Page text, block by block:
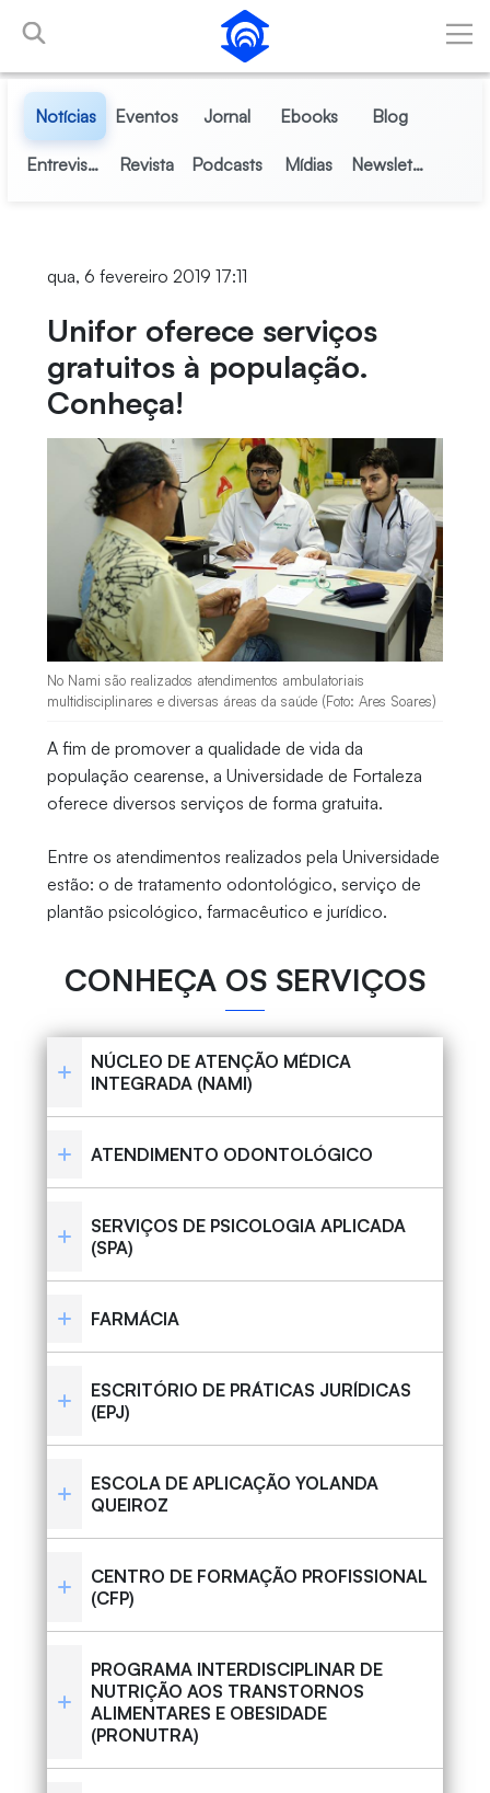
Pular para o Conteúdo principal
Notícias Eventos Jornal Ebooks Blog
Entrevistas Revista Podcasts Mídias Newsletter
qua, 6 fevereiro 2019 17:11
Unifor oferece serviços
gratuitos à população.
Conheça!
No Nami são realizados atendimentos ambulatoriais
multidisciplinares e diversas áreas da saúde (Foto: Ares Soares)
A fim de promover a qualidade de vida da
população cearense, a Universidade de Fortaleza
oferece diversos serviços de forma gratuita.
Entre os atendimentos realizados pela Universidade
estão: o de tratamento odontológico, serviço de
plantão psicológico, farmacêutico e jurídico.
CONHEÇA OS SERVIÇOS
NÚCLEO DE ATENÇÃO MÉDICA
INTEGRADA (NAMI)
ATENDIMENTO ODONTOLÓGICO
SERVIÇOS DE PSICOLOGIA APLICADA
(SPA)
FARMÁCIA
ESCRITÓRIO DE PRÁTICAS JURÍDICAS
(EPJ)
ESCOLA DE APLICAÇÃO YOLANDA
QUEIROZ
CENTRO DE FORMAÇÃO PROFISSIONAL
(CFP)
PROGRAMA INTERDISCIPLINAR DE
NUTRIÇÃO AOS TRANSTORNOS
ALIMENTARES E OBESIDADE
(PRONUTRA)